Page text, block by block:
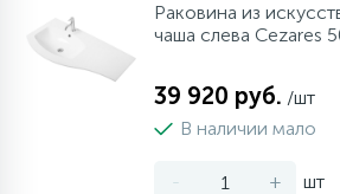
Раковина из
чаша слева Cezares
39 920 руб. /шт
В наличии мало
- + шт